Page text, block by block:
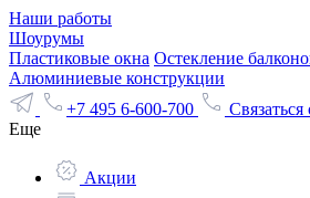
Наши работы
Шоурумы
Пластиковые окна Остекление
Алюминиевые конструкции
+7 495 6-600-700
Еще
Акции